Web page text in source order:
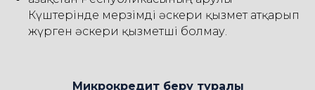
Күштерінде мерзімді әскери қызмет атқарып
жүрген әскери қызметші болмау.
Микрокредит беру туралы